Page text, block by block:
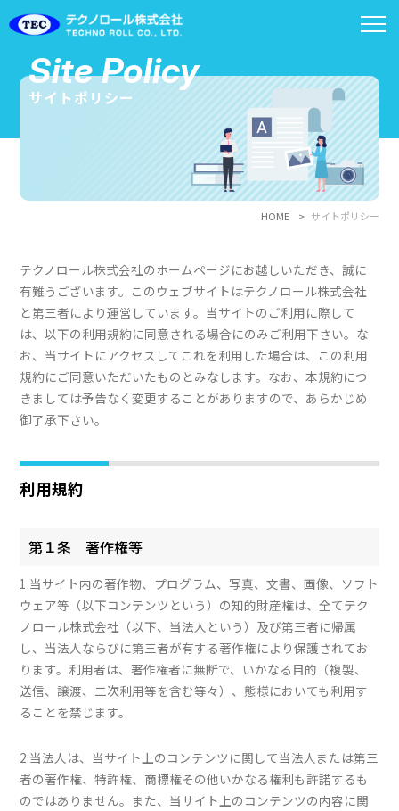
Site Policy
サイトポリシー
HOME サイトポリシー
テクノロール株式会社のホームページにお越しいただき、誠に
有難うございます。このウェブサイトはテクノロール株式会社
と第三者により運営しています。当サイトのご利用に際して
は、以下の利用規約に同意される場合にのみご利用下さい。な
お、当サイトにアクセスしてこれを利用した場合は、この利用
規約にご同意いただいたものとみなします。なお、本規約につ
きましては予告なく変更することがありますので、あらかじめ
御了承下さい。
利用規約
第１条 著作権等
1.当サイト内の著作物、プログラム、写真、文書、画像、ソフト
ウェア等（以下コンテンツという）の知的財産権は、全てテク
ノロール株式会社（以下、当法人という）及び第三者に帰属
し、当法人ならびに第三者が有する著作権により保護されてお
ります。利用者は、著作権者に無断で、いかなる目的（複製、
送信、譲渡、二次利用等を含む等々）、態様においても利用す
ることを禁じます。
2.当法人は、当サイト上のコンテンツに関して当法人または第三
者の著作権、特許権、商標権その他いかなる権利も許諾するも
のではありません。また、当サイト上のコンテンツの内容に関